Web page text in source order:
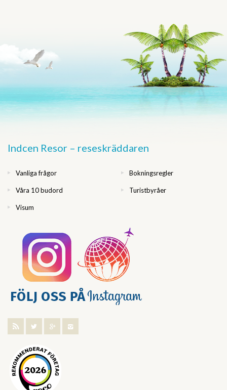
Indcen Resor – reseskräddaren
Vanliga frågor Bokningsregler
Våra 10 budord Turistbyråer
Visum